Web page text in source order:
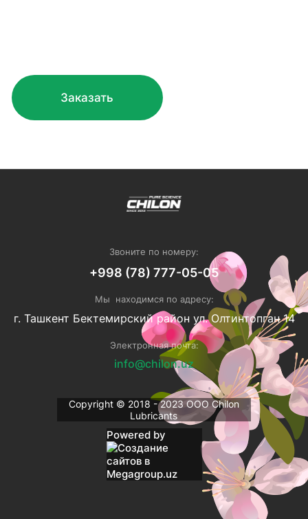
Заказать
Звоните по номеру:
+998 (78) 777-05-05
Мы находимся по адресу:
г. Ташкент Бектемирский район ул. Олтинтопган 14
Электронная почта:
info@chilon.uz
Copyright © 2018 - 2023 ОOO Chilon
Lubricants
Powered by